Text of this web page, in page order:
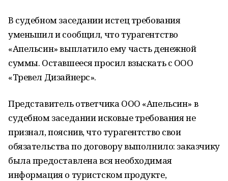
В судебном заседании истец требования
уменьшил и сообщил, что турагентство
«Апельсин» выплатило ему часть денежной
суммы. Оставшееся просил взыскать с ООО
«Тревел Дизайнерс».
Представитель ответчика ООО «Апельсин» в
судебном заседании исковые требования не
признал, пояснив, что турагентство свои
обязательства по договору выполнило: заказчику
была предоставлена вся необходимая
информация о туристском продукте,